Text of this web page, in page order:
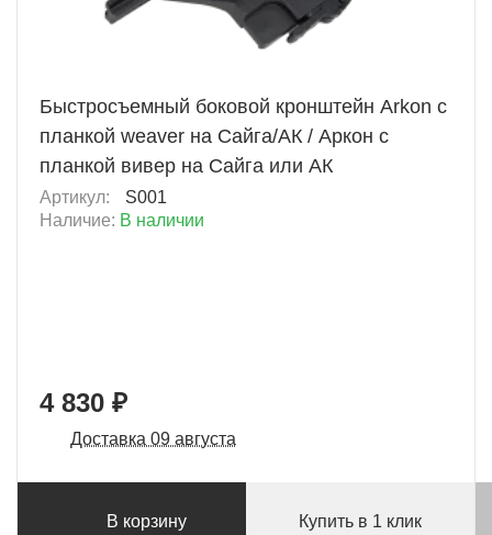
Быстросъемный боковой кронштейн Arkon с
планкой weaver на Сайга/АК / Аркон с
планкой вивер на Сайга или АК
Артикул:
S001
Наличие: В наличии
4 830 ₽
Доставка 09 августа
В корзину Купить в 1 клик